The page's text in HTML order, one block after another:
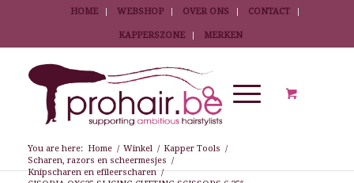
HOME WEBSHOP OVER ONS CONTACT
KAPPERSZONE MERKEN
You are here: Home / Winkel / Kapper Tools /
Scharen, razors en scheermesjes /
Knipscharen en efileerscharen /